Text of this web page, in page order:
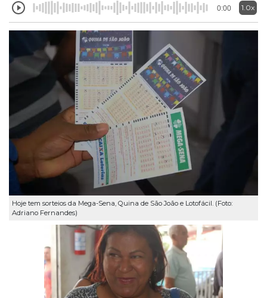
0:00 1.0x
Hoje tem sorteios da Mega-Sena, Quina de São João e Lotofácil. (Foto:
Adriano Fernandes)